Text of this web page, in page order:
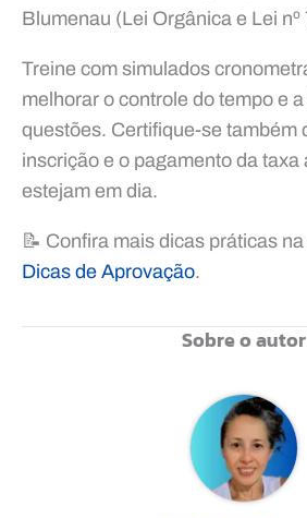
Blumenau (Lei Orgânica e Lei nº
Treine com simulados
melhorar o controle do tempo e
questões. Certifique-se também
inscrição e o pagamento da taxa
estejam em dia.
📝 Confira mais dicas práticas
Dicas de Aprovação.
Sobre o autor